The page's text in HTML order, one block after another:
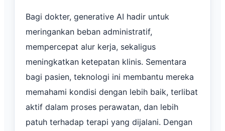
Bagi dokter, generative AI hadir untuk
meringankan beban administratif,
mempercepat alur kerja, sekaligus
meningkatkan ketepatan klinis. Sementara
bagi pasien, teknologi ini membantu mereka
memahami kondisi dengan lebih baik, terlibat
aktif dalam proses perawatan, dan lebih
patuh terhadap terapi yang dijalani. Dengan